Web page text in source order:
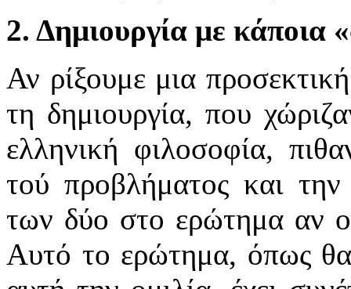
2. Δημιουργία με κάποια
Αν ρίξουμε μια
τη δημιουργία, που
ελληνική φιλοσοφία,
τού προβλήματος και
των δύο στο ερώτημα αν
Αυτό το ερώτημα, όπως